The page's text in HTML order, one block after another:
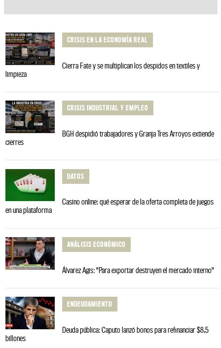
CRISIS EN LA ECONOMÍA REAL
Cierra Fate y se multiplican los despidos en textiles y
limpieza
CRISIS INDUSTRIAL Y EMPLEO
BGH despidió trabajadores y Granja Tres Arroyos extiende
cierres
DATOS
Casino online: qué esperar de la oferta completa de juegos
en una plataforma
ANÁLISIS ECONÓMICO
Álvarez Agis: "Para exportar destruyen el mercado interno"
ENDEUDAMIENTO
Deuda pública: Caputo lanzó bonos para refinanciar $8,5
billones